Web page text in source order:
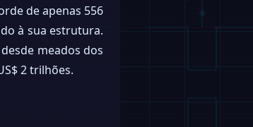
de apenas 556
à sua estrutura.
meados dos
2 trilhões.